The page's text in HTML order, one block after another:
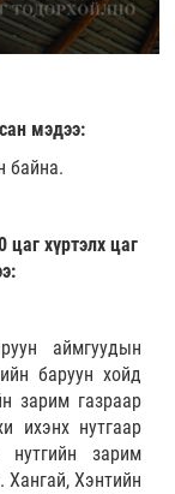
мэдээ:
байна.
хүртэлх цаг
аймгуудын
баруун хойд
зарим газраар
ихэнх нутгаар
зарим
Хангай, Хэнтийн